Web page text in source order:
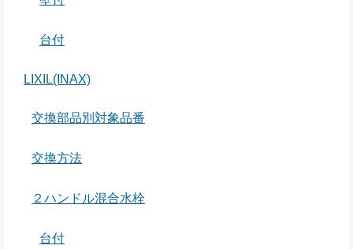
台付
LIXIL(INAX)
交換部品別対象品番
交換方法
２ハンドル混合水栓
台付